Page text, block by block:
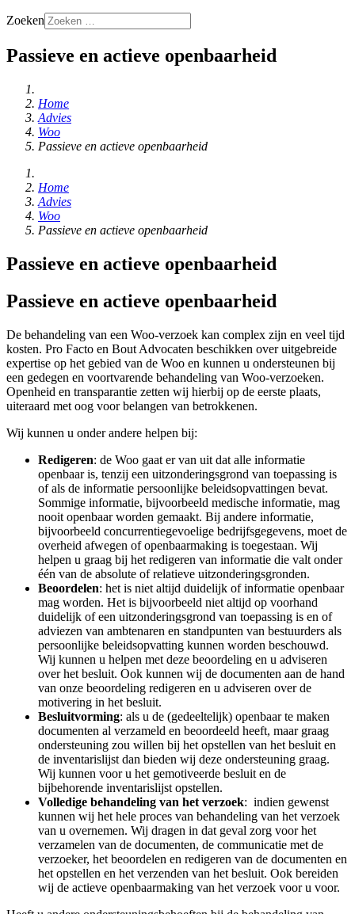
Zoeken
Passieve en actieve openbaarheid
Home
Advies
Woo
Passieve en actieve openbaarheid
Home
Advies
Woo
Passieve en actieve openbaarheid
Passieve en actieve openbaarheid
Passieve en actieve openbaarheid
De behandeling van een Woo-verzoek kan complex zijn en veel tijd
kosten. Pro Facto en Bout Advocaten beschikken over uitgebreide
expertise op het gebied van de Woo en kunnen u ondersteunen bij
een gedegen en voortvarende behandeling van Woo-verzoeken.
Openheid en transparantie zetten wij hierbij op de eerste plaats,
uiteraard met oog voor belangen van betrokkenen.
Wij kunnen u onder andere helpen bij:
Redigeren: de Woo gaat er van uit dat alle informatie
openbaar is, tenzij een uitzonderingsgrond van toepassing is
of als de informatie persoonlijke beleidsopvattingen bevat.
Sommige informatie, bijvoorbeeld medische informatie, mag
nooit openbaar worden gemaakt. Bij andere informatie,
bijvoorbeeld concurrentiegevoelige bedrijfsgegevens, moet de
overheid afwegen of openbaarmaking is toegestaan. Wij
helpen u graag bij het redigeren van informatie die valt onder
één van de absolute of relatieve uitzonderingsgronden.
Beoordelen: het is niet altijd duidelijk of informatie openbaar
mag worden. Het is bijvoorbeeld niet altijd op voorhand
duidelijk of een uitzonderingsgrond van toepassing is en of
adviezen van ambtenaren en standpunten van bestuurders als
persoonlijke beleidsopvatting kunnen worden beschouwd.
Wij kunnen u helpen met deze beoordeling en u adviseren
over het besluit. Ook kunnen wij de documenten aan de hand
van onze beoordeling redigeren en u adviseren over de
motivering in het besluit.
Besluitvorming: als u de (gedeeltelijk) openbaar te maken
documenten al verzameld en beoordeeld heeft, maar graag
ondersteuning zou willen bij het opstellen van het besluit en
de inventarislijst dan bieden wij deze ondersteuning graag.
Wij kunnen voor u het gemotiveerde besluit en de
bijbehorende inventarislijst opstellen.
Volledige behandeling van het verzoek: indien gewenst
kunnen wij het hele proces van behandeling van het verzoek
van u overnemen. Wij dragen in dat geval zorg voor het
verzamelen van de documenten, de communicatie met de
verzoeker, het beoordelen en redigeren van de documenten en
het opstellen en het verzenden van het besluit. Ook bereiden
wij de actieve openbaarmaking van het verzoek voor u voor.